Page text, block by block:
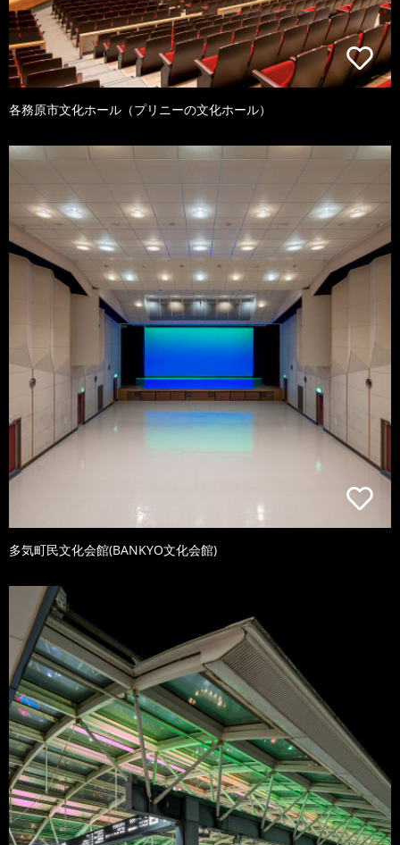
各務原市文化ホール（プリニーの文化ホール）
多気町民文化会館(BANKYO文化会館)